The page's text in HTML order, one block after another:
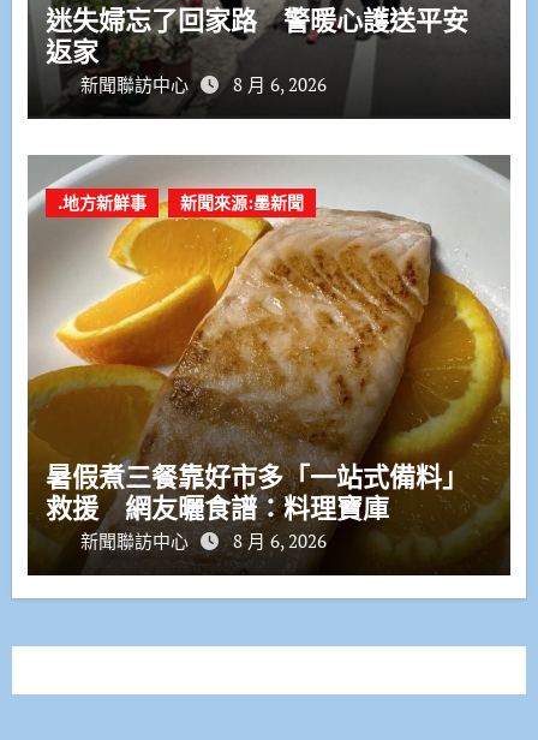
迷失婦忘了回家路 警暖心護送平安
返家
新聞聯訪中心 8 月 6, 2026
.地方新鮮事 新聞來源:墨新聞
暑假煮三餐靠好市多「一站式備料」
救援 網友曬食譜：料理寶庫
新聞聯訪中心 8 月 6, 2026